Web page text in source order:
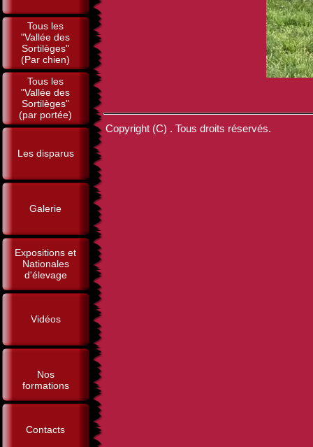
Tous les
"Vallée des
Sortilèges"
(Par chien)
Tous les
"Vallée des
Sortilèges"
(par portée)
Les disparus
Galerie
Expositions et
Nationales
d'élevage
Vidéos
Nos
formations
Contacts
Copyright (C) . Tous droits réservés.